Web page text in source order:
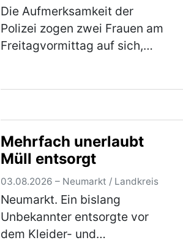
den U…(mehr)
Die Aufmerksamkeit der
Polizei zogen zwei Frauen am
Freitagvormittag auf sich,
bemerkten schnell, …
Mehrfach unerlaubt
Müll entsorgt
03.08.2026 – Neumarkt / Landkreis
Neumarkt. Ein bislang
Unbekannter entsorgte vor
dem Kleider- und